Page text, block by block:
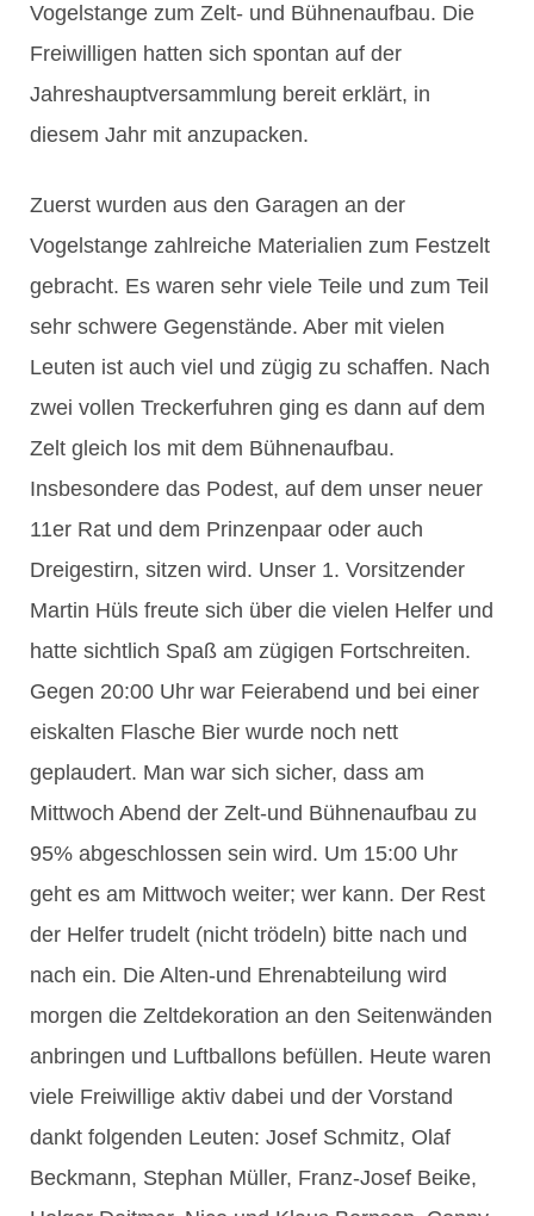
Vogelstange zum Zelt- und Bühnenaufbau. Die
Freiwilligen hatten sich spontan auf der
Jahreshauptversammlung bereit erklärt, in
diesem Jahr mit anzupacken.
Zuerst wurden aus den Garagen an der
Vogelstange zahlreiche Materialien zum Festzelt
gebracht. Es waren sehr viele Teile und zum Teil
sehr schwere Gegenstände. Aber mit vielen
Leuten ist auch viel und zügig zu schaffen. Nach
zwei vollen Treckerfuhren ging es dann auf dem
Zelt gleich los mit dem Bühnenaufbau.
Insbesondere das Podest, auf dem unser neuer
11er Rat und dem Prinzenpaar oder auch
Dreigestirn, sitzen wird. Unser 1. Vorsitzender
Martin Hüls freute sich über die vielen Helfer und
hatte sichtlich Spaß am zügigen Fortschreiten.
Gegen 20:00 Uhr war Feierabend und bei einer
eiskalten Flasche Bier wurde noch nett
geplaudert. Man war sich sicher, dass am
Mittwoch Abend der Zelt-und Bühnenaufbau zu
95% abgeschlossen sein wird. Um 15:00 Uhr
geht es am Mittwoch weiter; wer kann. Der Rest
der Helfer trudelt (nicht trödeln) bitte nach und
nach ein. Die Alten-und Ehrenabteilung wird
morgen die Zeltdekoration an den Seitenwänden
anbringen und Luftballons befüllen. Heute waren
viele Freiwillige aktiv dabei und der Vorstand
dankt folgenden Leuten: Josef Schmitz, Olaf
Beckmann, Stephan Müller, Franz-Josef Beike,